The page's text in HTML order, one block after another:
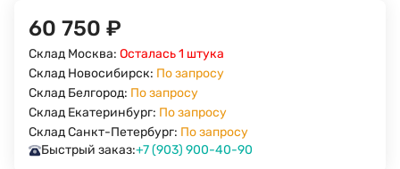
60 750 ₽
Склад Москва: Осталась 1 штука
Склад Новосибирск: По запросу
Склад Белгород: По запросу
Склад Екатеринбург: По запросу
Склад Санкт-Петербург: По запросу
Быстрый заказ:+7 (903) 900-40-90